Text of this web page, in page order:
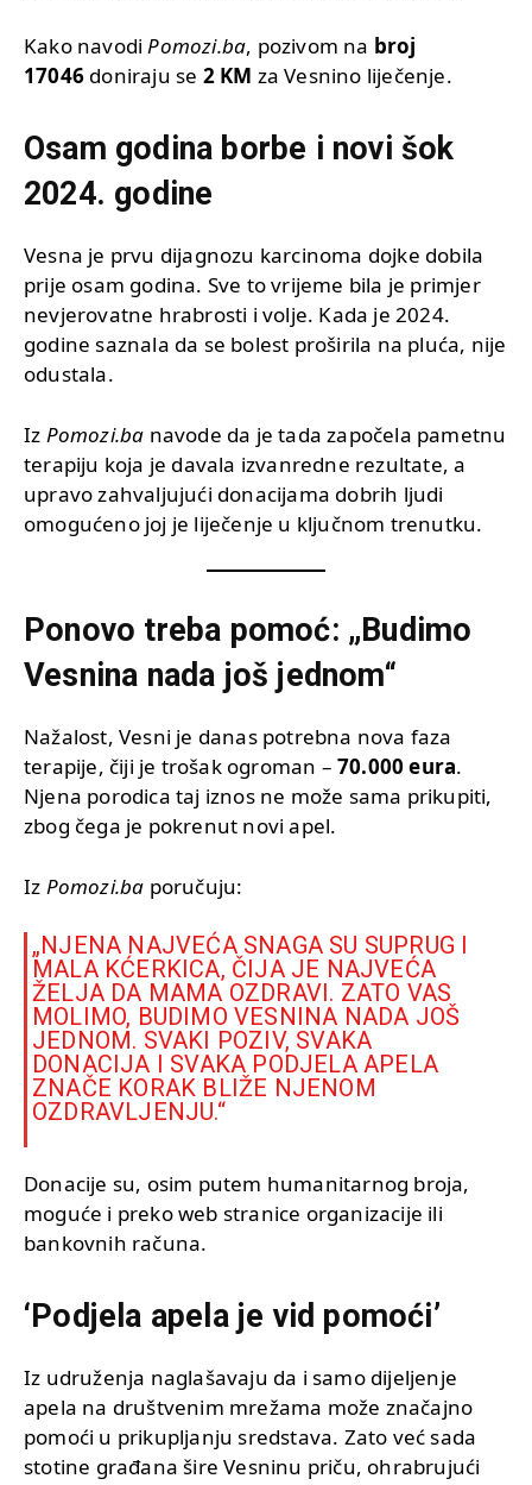
Kako navodi Pomozi.ba, pozivom na broj
17046 doniraju se 2 KM za Vesnino liječenje.
Osam godina borbe i novi šok
2024. godine
Vesna je prvu dijagnozu karcinoma dojke dobila
prije osam godina. Sve to vrijeme bila je primjer
nevjerovatne hrabrosti i volje. Kada je 2024.
godine saznala da se bolest proširila na pluća, nije
odustala.
Iz Pomozi.ba navode da je tada započela pametnu
terapiju koja je davala izvanredne rezultate, a
upravo zahvaljujući donacijama dobrih ljudi
omogućeno joj je liječenje u ključnom trenutku.
Ponovo treba pomoć: „Budimo
Vesnina nada još jednom“
Nažalost, Vesni je danas potrebna nova faza
terapije, čiji je trošak ogroman – 70.000 eura.
Njena porodica taj iznos ne može sama prikupiti,
zbog čega je pokrenut novi apel.
Iz Pomozi.ba poručuju:
„NJENA NAJVEĆA SNAGA SU SUPRUG I
MALA KĆERKICA, ČIJA JE NAJVEĆA
ŽELJA DA MAMA OZDRAVI. ZATO VAS
MOLIMO, BUDIMO VESNINA NADA JOŠ
JEDNOM. SVAKI POZIV, SVAKA
DONACIJA I SVAKA PODJELA APELA
ZNAČE KORAK BLIŽE NJENOM
OZDRAVLJENJU.“
Donacije su, osim putem humanitarnog broja,
moguće i preko web stranice organizacije ili
bankovnih računa.
‘Podjela apela je vid pomoći’
Iz udruženja naglašavaju da i samo dijeljenje
apela na društvenim mrežama može značajno
pomoći u prikupljanju sredstava. Zato već sada
stotine građana šire Vesninu priču, ohrabrujući